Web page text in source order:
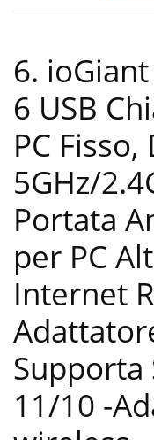
6.
6 USB
PC
5GHz/
Portata
per PC
Internet
Supporta
11/10 -